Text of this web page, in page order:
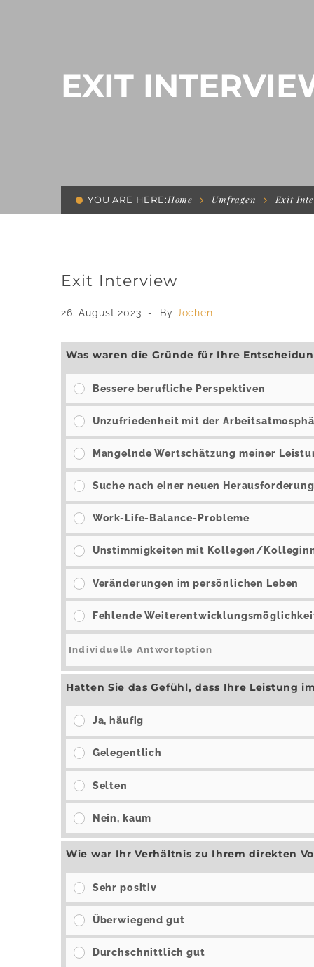
EXIT
YOU ARE HERE:Home Umfragen Exit
Exit Interview
26. August 2023 By Jochen
Was waren die Gründe für Ihre
Bessere berufliche Perspektiven
Unzufriedenheit mit der
Mangelnde Wertschätzung meiner
Suche nach einer neuen Herausforderung
Work-Life-Balance-Probleme
Unstimmigkeiten mit Kollegen/
Veränderungen im persönlichen Leben
Fehlende
Hatten Sie das Gefühl, dass Ihre Leistung
Ja, häufig
Gelegentlich
Selten
Nein, kaum
Wie war Ihr Verhältnis zu Ihrem direkten
Sehr positiv
Überwiegend gut
Durchschnittlich gut